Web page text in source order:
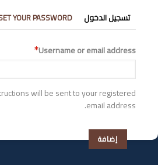
التبويبات
الأساسية
تسجيل الدخول YOUR PASSWORD
Username or email address
will be sent to your registered
email address.